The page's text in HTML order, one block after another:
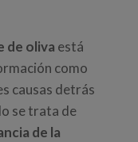
de oliva está
como
causas detrás
se trata de
de la